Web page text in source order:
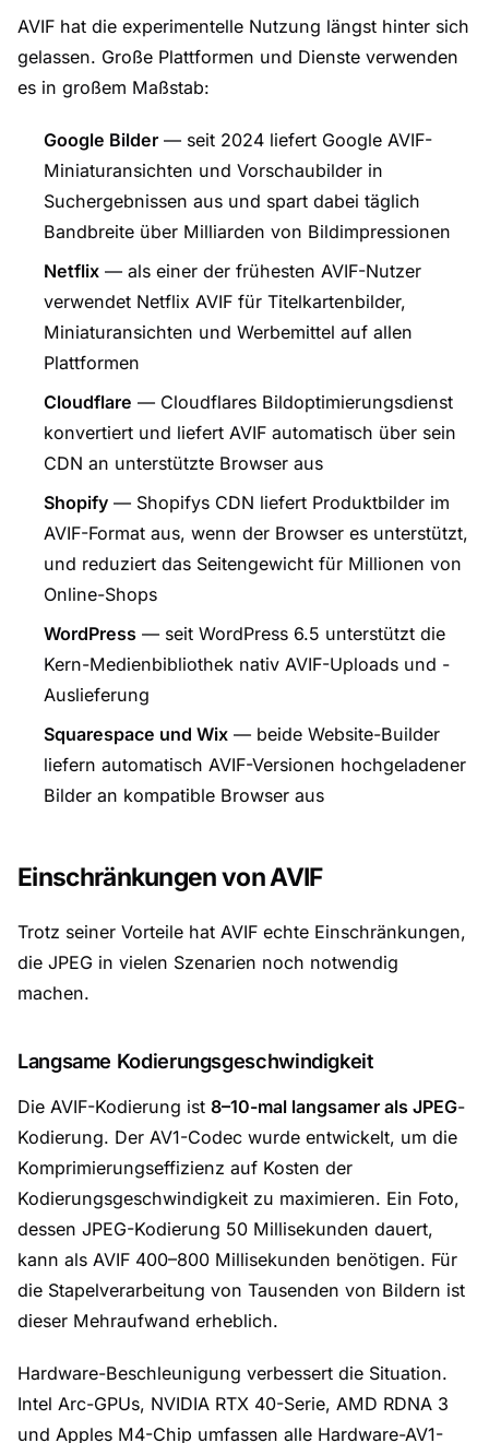
AVIF hat die experimentelle Nutzung längst hinter sich
gelassen. Große Plattformen und Dienste verwenden
es in großem Maßstab:
Google Bilder — seit 2024 liefert Google AVIF-
Miniaturansichten und Vorschaubilder in
Suchergebnissen aus und spart dabei täglich
Bandbreite über Milliarden von Bildimpressionen
Netflix — als einer der frühesten AVIF-Nutzer
verwendet Netflix AVIF für Titelkartenbilder,
Miniaturansichten und Werbemittel auf allen
Plattformen
Cloudflare — Cloudflares Bildoptimierungsdienst
konvertiert und liefert AVIF automatisch über sein
CDN an unterstützte Browser aus
Shopify — Shopifys CDN liefert Produktbilder im
AVIF-Format aus, wenn der Browser es unterstützt,
und reduziert das Seitengewicht für Millionen von
Online-Shops
WordPress — seit WordPress 6.5 unterstützt die
Kern-Medienbibliothek nativ AVIF-Uploads und -
Auslieferung
Squarespace und Wix — beide Website-Builder
liefern automatisch AVIF-Versionen hochgeladener
Bilder an kompatible Browser aus
Einschränkungen von AVIF
Trotz seiner Vorteile hat AVIF echte Einschränkungen,
die JPEG in vielen Szenarien noch notwendig
machen.
Langsame Kodierungsgeschwindigkeit
Die AVIF-Kodierung ist 8–10-mal langsamer als JPEG-
Kodierung. Der AV1-Codec wurde entwickelt, um die
Komprimierungseffizienz auf Kosten der
Kodierungsgeschwindigkeit zu maximieren. Ein Foto,
dessen JPEG-Kodierung 50 Millisekunden dauert,
kann als AVIF 400–800 Millisekunden benötigen. Für
die Stapelverarbeitung von Tausenden von Bildern ist
dieser Mehraufwand erheblich.
Hardware-Beschleunigung verbessert die Situation.
Intel Arc-GPUs, NVIDIA RTX 40-Serie, AMD RDNA 3
und Apples M4-Chip umfassen alle Hardware-AV1-